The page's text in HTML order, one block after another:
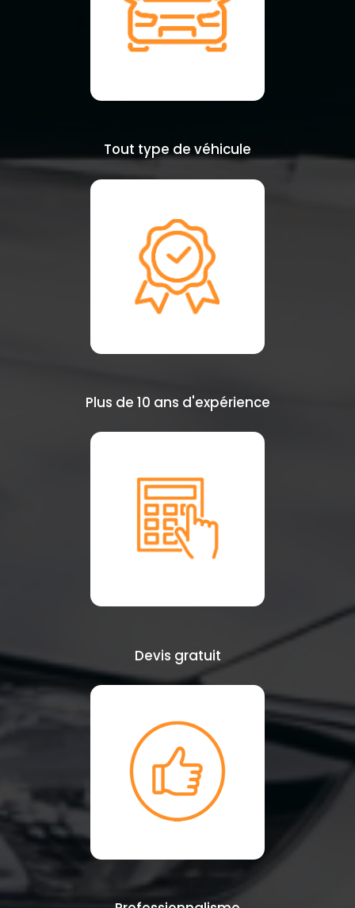
Tout type de véhicule
Plus de 10 ans d'expérience
Devis gratuit